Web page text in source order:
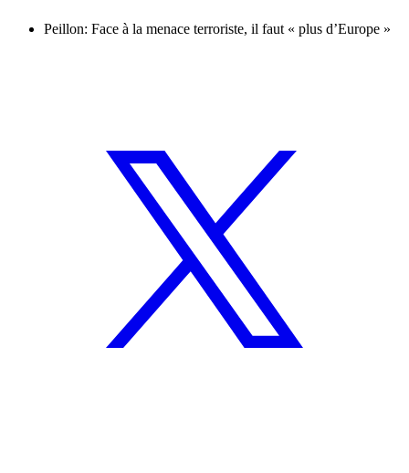
Peillon: Face à la menace terroriste, il faut « plus d’Europe »